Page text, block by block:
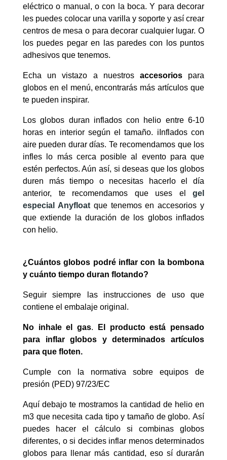
eléctrico o manual, o con la boca. Y para decorar
les puedes colocar una varilla y soporte y así crear
centros de mesa o para decorar cualquier lugar. O
los puedes pegar en las paredes con los puntos
adhesivos que tenemos.
Echa un vistazo a nuestros accesoriospara
globos en el menú, encontrarás más artículos que
te pueden inspirar.
Los globos duran inflados con helio entre 6-10
horas en interior según el tamaño. iInflados con
aire pueden durar días. Te recomendamos que los
infles lo más cerca posible al evento para que
estén perfectos. Aún así, si deseas que los globos
duren más tiempo o necesitas hacerlo el día
anterior, te recomendamos que uses el gel
especial Anyfloat que tenemos en accesorios y
que extiende la duración de los globos inflados
con helio.
¿Cuántos globos podré inflar con la bombona
y cuánto tiempo duran flotando?
Seguir siempre las instrucciones de uso que
contiene el embalaje original.
No inhale el gas.
El producto está pensado
para inflar globos y determinados artículos
para que floten.
Cumple con la normativa sobre equipos de
presión (PED) 97/23/EC
Aquí debajo te mostramos la cantidad de helio en
m3 que necesita cada tipo y tamaño de globo. Así
puedes hacer el cálculo si combinas globos
diferentes, o si decides inflar menos determinados
globos para llenar más cantidad, eso sí durarán